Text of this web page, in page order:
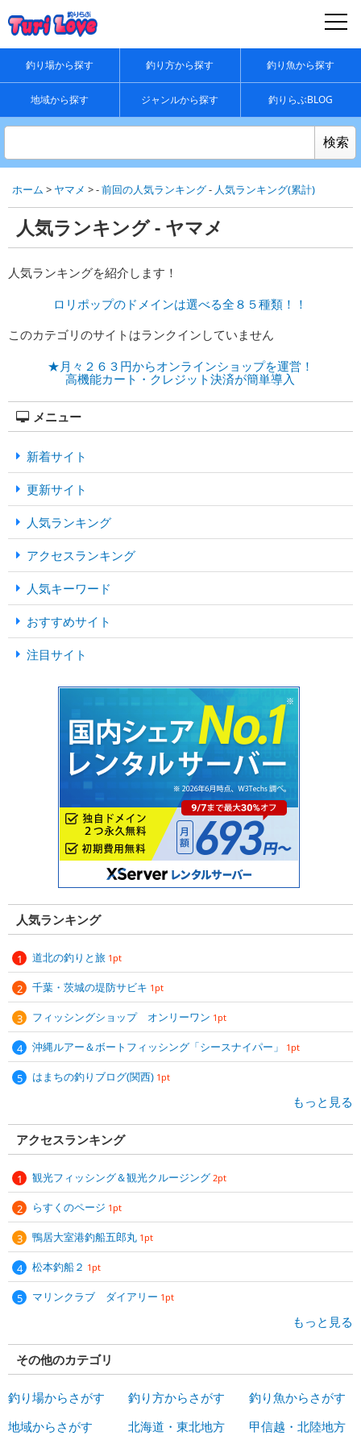
釣り場から探す 釣り方から探す 釣り魚から探す
地域から探す ジャンルから探す 釣りらぶBLOG
ホーム > ヤマメ > -前回の人気ランキング- 人気ランキング(累計)
人気ランキング - ヤマメ
人気ランキングを紹介します！
ロリポップのドメインは選べる全８５種類！！
このカテゴリのサイトはランクインしていません
★月々２６３円からオンラインショップを運営！
高機能カート・クレジット決済が簡単導入
メニュー
新着サイト
更新サイト
人気ランキング
アクセスランキング
人気キーワード
おすすめサイト
注目サイト
人気ランキング
道北の釣りと旅 1pt
千葉・茨城の堤防サビキ 1pt
フィッシングショップ オンリーワン 1pt
沖縄ルアー＆ボートフィッシング「シースナイパー」 1pt
はまちの釣りブログ(関西) 1pt
もっと見る
アクセスランキング
観光フィッシング＆観光クルージング 2pt
らすくのページ 1pt
鴨居大室港釣船五郎丸 1pt
松本釣船２ 1pt
マリンクラブ ダイアリー 1pt
もっと見る
その他のカテゴリ
釣り場からさがす 釣り方からさがす
釣り魚からさがす
地域からさがす
北海道・東北地方 甲信越・北陸地方